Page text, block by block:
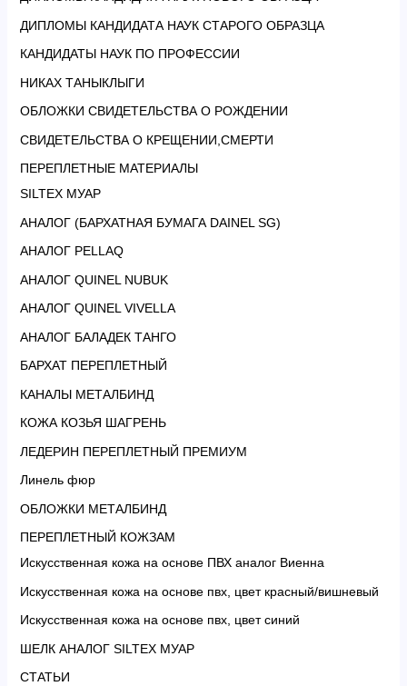
ДИПЛОМЫ КАНДИДАТА НАУК СТАРОГО ОБРАЗЦА
КАНДИДАТЫ НАУК ПО ПРОФЕССИИ
НИКАХ ТАНЫКЛЫГИ
ОБЛОЖКИ СВИДЕТЕЛЬСТВА О РОЖДЕНИИ
СВИДЕТЕЛЬСТВА О КРЕЩЕНИИ,СМЕРТИ
ПЕРЕПЛЕТНЫЕ МАТЕРИАЛЫ
SILTEX МУАР
АНАЛОГ (БАРХАТНАЯ БУМАГА DAINEL SG)
АНАЛОГ PELLAQ
АНАЛОГ QUINEL NUBUK
АНАЛОГ QUINEL VIVELLA
АНАЛОГ БАЛАДЕК ТАНГО
БАРХАТ ПЕРЕПЛЕТНЫЙ
КАНАЛЫ МЕТАЛБИНД
КОЖА КОЗЬЯ ШАГРЕНЬ
ЛЕДЕРИН ПЕРЕПЛЕТНЫЙ ПРЕМИУМ
Линель фюр
ОБЛОЖКИ МЕТАЛБИНД
ПЕРЕПЛЕТНЫЙ КОЖЗАМ
Искусственная кожа на основе ПВХ аналог Виенна
Искусственная кожа на основе пвх, цвет красный/вишневый
Искусственная кожа на основе пвх, цвет синий
ШЕЛК АНАЛОГ SILTEX МУАР
СТАТЬИ